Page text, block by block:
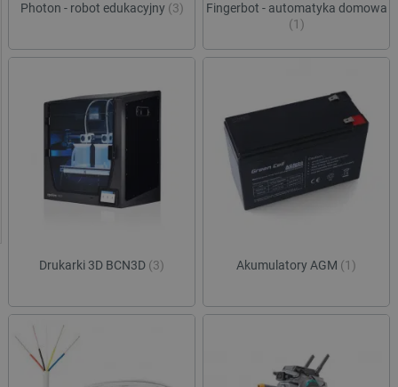
Photon - robot edukacyjny (3)
Fingerbot - automatyka domowa
(1)
Drukarki 3D BCN3D (3) Akumulatory AGM (1)